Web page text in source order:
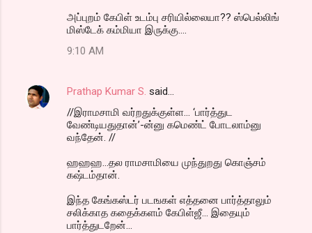
அப்புறம் கேபிள் உடம்பு சரியில்லையா?? ஸ்பெல்லிங்
மிஸ்டேக் கம்மியா இருக்கு....
9:10 AM
Prathap Kumar S. said…
//இராமசாமி வர்றதுக்குள்ள... ‘பார்த்துட
வேண்டியதுதான்’-ன்னு கமெண்ட் போடலாம்னு
வந்தேன். //
ஹஹஹ...தல ராமசாமியை முந்துறது கொஞ்சம்
கஷ்டம்தான்.
இந்த கேங்கஸ்டர் படஙகள் எத்தனை பார்த்தாலும்
சலிக்காத கதைக்களம் கேபிள்ஜீ... இதையும்
பார்த்துடறேன்...